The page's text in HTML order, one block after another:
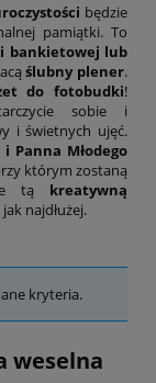
będzie
pamiątki. To
bankietowej lub
ślubny plener.
do fotobudki!
sobie i
i świetnych ujęć.
Panna Młodego
którym zostaną
tą kreatywną
najdłużej.
kryteria.
weselna